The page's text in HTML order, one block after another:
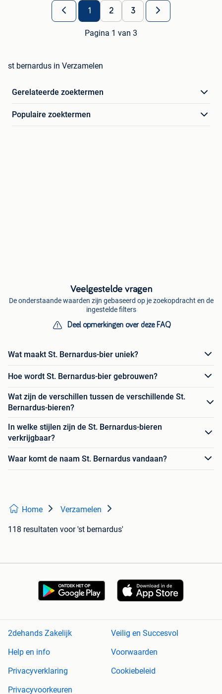
1 2 3
Pagina 1 van 3
st bernardus in Verzamelen
Gerelateerde zoektermen
Populaire zoektermen
Veelgestelde vragen
De onderstaande waarden zijn gebaseerd op je zoekopdracht en de
ingestelde filters
Deel opmerkingen over deze FAQ
Wat maakt St. Bernardus-bier uniek?
Hoe wordt St. Bernardus-bier gebrouwen?
Wat zijn de verschillen tussen de verschillende St.
Bernardus-bieren?
In welke stijlen zijn de St. Bernardus-bieren
verkrijgbaar?
Waar komt de naam St. Bernardus vandaan?
Home Verzamelen
118 resultaten voor 'st bernardus'
2dehands Zakelijk
Veilig en Succesvol
Help en info
Voorwaarden
Privacyverklaring
Cookiebeleid
Privacyvoorkeuren